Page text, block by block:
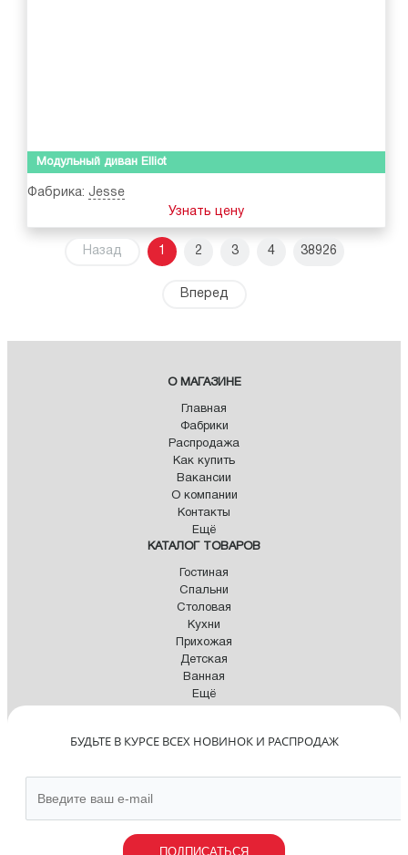
Модульный диван Elliot
Фабрика: Jesse
Узнать цену
Назад 1 2 3 4 38926
Вперед
О МАГАЗИНЕ
Главная
Фабрики
Распродажа
Как купить
Вакансии
О компании
Контакты
Ещё
КАТАЛОГ ТОВАРОВ
Гостиная
Спальни
Столовая
Кухни
Прихожая
Детская
Ванная
Ещё
БУДЬТЕ В КУРСЕ ВСЕХ НОВИНОК И РАСПРОДАЖ
ПОДПИСАТЬСЯ